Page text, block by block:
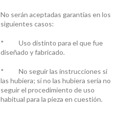
No serán aceptadas garantías en los
siguientes casos:
* Uso distinto para el que fue
diseñado y fabricado.
* No seguir las instrucciones si
las hubiera; si no las hubiera sería no
seguir el procedimiento de uso
habitual para la pieza en cuestión.